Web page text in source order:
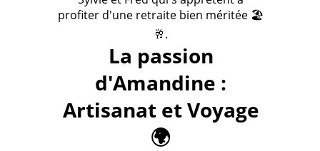
profiter d'une retraite bien méritée 🏖️
🥂.
La passion
d'Amandine :
Artisanat et Voyage
🌍